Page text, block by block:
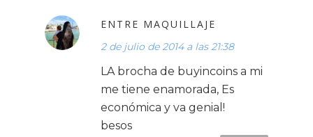
ENTRE MAQUILLAJE
2 de julio de 2014 a las 21:38
LA brocha de buyincoins a mi
me tiene enamorada, Es
económica y va genial!
besos